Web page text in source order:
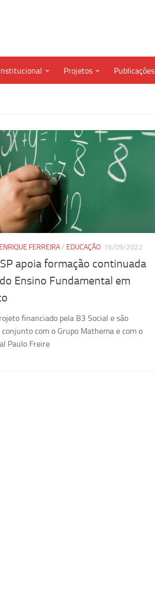
Projetos Publicações
FERREIRA/ EDUCAÇÃO 16/09/2022
apoia formação continuada
Ensino Fundamental em
financiado pela B3 Social e são
com o Grupo Mathema e com o
Paulo Freire